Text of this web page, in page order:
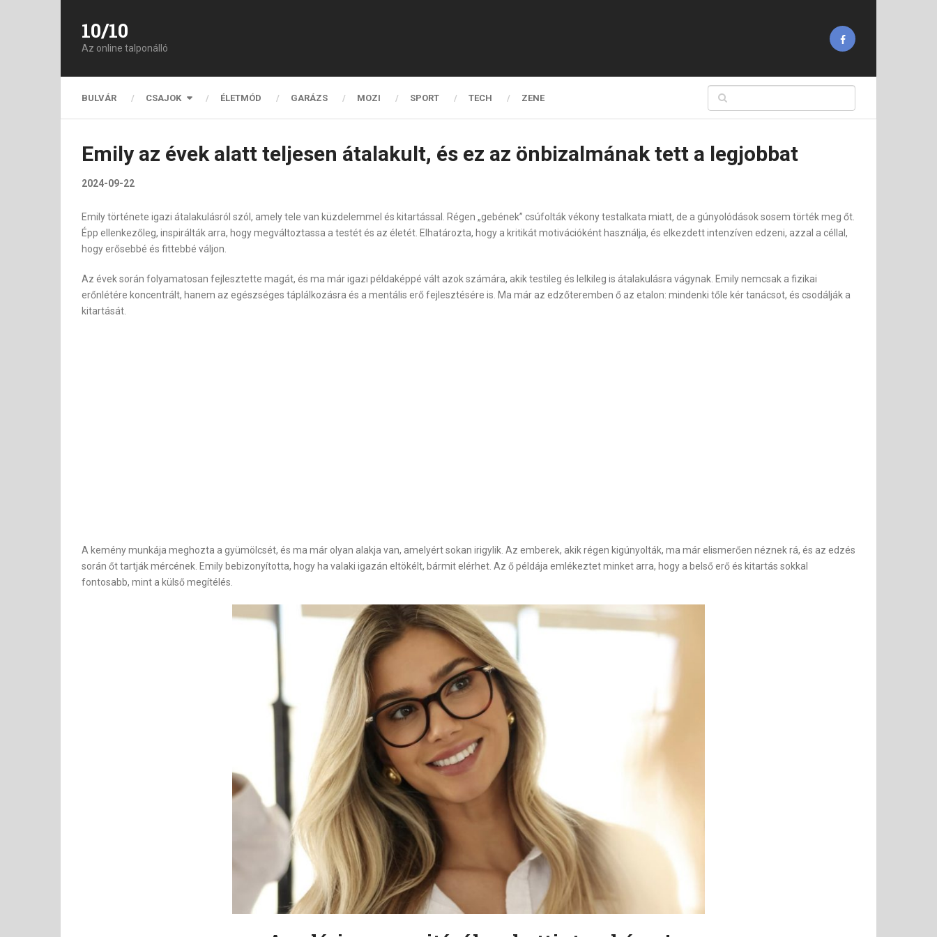
10/10
Az online talponálló
BULVÁR CSAJOK ÉLETMÓD GARÁZS MOZI SPORT TECH ZENE
Emily az évek alatt teljesen átalakult, és ez az önbizalmának tett a legjobbat
2024-09-22
Emily története igazi átalakulásról szól, amely tele van küzdelemmel és kitartással. Régen „gebének” csúfolták vékony testalkata miatt, de a gúnyolódások sosem törték meg őt.
Épp ellenkezőleg, inspirálták arra, hogy megváltoztassa a testét és az életét. Elhatározta, hogy a kritikát motivációként használja, és elkezdett intenzíven edzeni, azzal a céllal,
hogy erősebbé és fittebbé váljon.
Az évek során folyamatosan fejlesztette magát, és ma már igazi példaképpé vált azok számára, akik testileg és lelkileg is átalakulásra vágynak. Emily nemcsak a fizikai
erőnlétére koncentrált, hanem az egészséges táplálkozásra és a mentális erő fejlesztésére is. Ma már az edzőteremben ő az etalon: mindenki tőle kér tanácsot, és csodálják a
kitartását.
A kemény munkája meghozta a gyümölcsét, és ma már olyan alakja van, amelyért sokan irigylik. Az emberek, akik régen kigúnyolták, ma már elismerően néznek rá, és az edzés
során őt tartják mércének. Emily bebizonyította, hogy ha valaki igazán eltökélt, bármit elérhet. Az ő példája emlékeztet minket arra, hogy a belső erő és kitartás sokkal
fontosabb, mint a külső megítélés.